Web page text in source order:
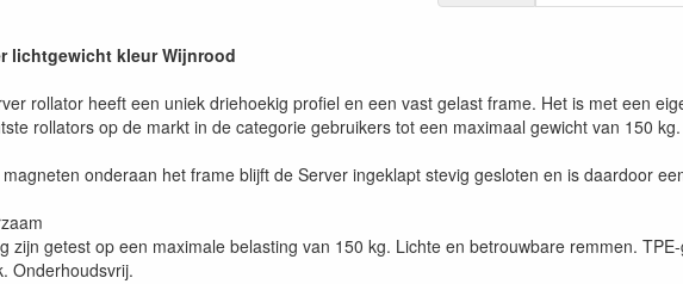
lichtgewicht kleur Wijnrood
rollator heeft een uniek driehoekig profiel en een vast gelast frame. Het is met een
rollators op de markt in de categorie gebruikers tot een maximaal gewicht van 150 kg.
onderaan het frame blijft de Server ingeklapt stevig gesloten en is daardoor
zijn getest op een maximale belasting van 150 kg. Lichte en betrouwbare remmen.
Onderhoudsvrij.